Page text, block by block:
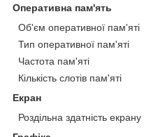
Оперативна пам'ять
Об'єм оперативної пам'яті
Тип оперативної пам'яті
Частота пам'яті
Кількість слотів пам'яті
Екран
Роздільна здатність екрану